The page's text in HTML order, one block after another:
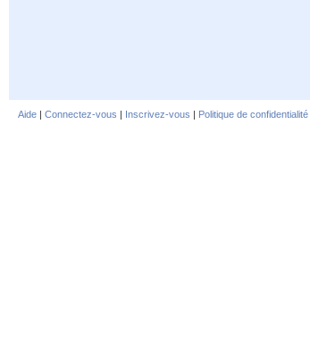
Aide | Connectez-vous | Inscrivez-vous | Politique de confidentialité